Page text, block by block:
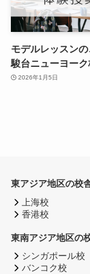
モデルレッスンの
駿台ニューヨーク
2026年1月5日
東アジア地区の校
上海校
香港校
東南アジア地区の
シンガポール校
バンコク校